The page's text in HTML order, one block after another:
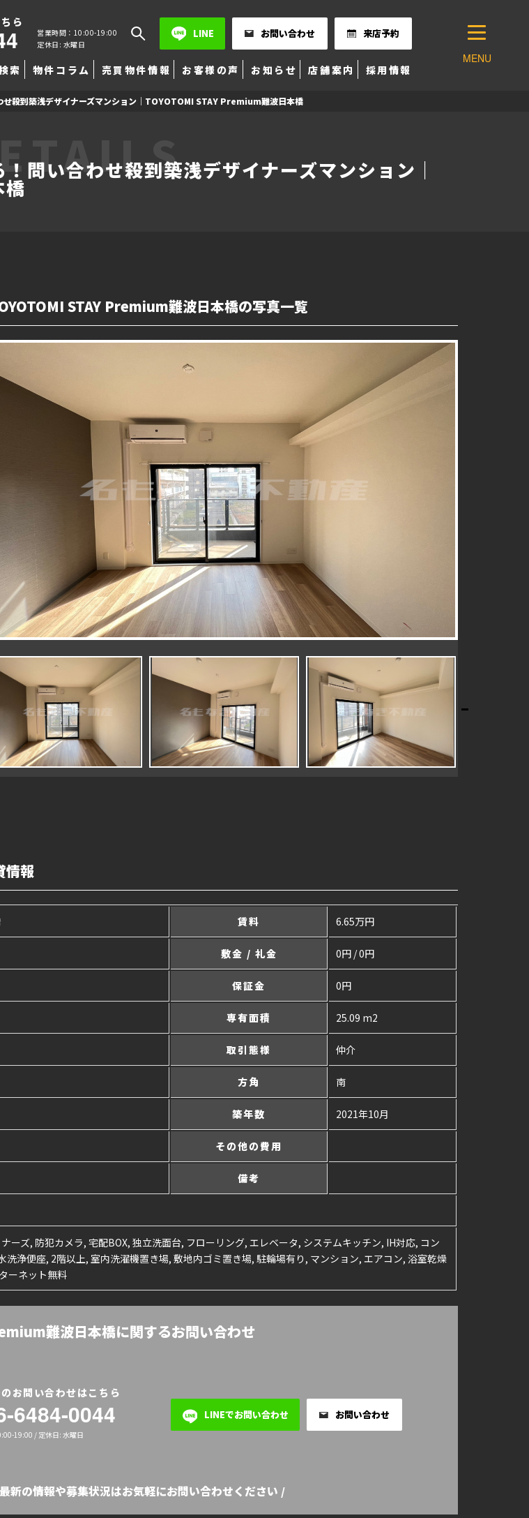
ら
営業時間：10:00-19:00
定休日: 水曜日
LINE お問い合わせ 来店予約
索 物件コラム 売買物件情報 お客様の声 お知らせ 店舗案内 採用情報
MENU
せ殺到築浅デザイナーズマンション｜TOYOTOMI STAY Premium難波日本橋
問い合わせ殺到築浅デザイナーズマンション｜
STAY Premium難波日本橋の写真一覧
情報
賃料 6.65万円
敷金 / 礼金 0円 / 0円
保証金 0円
専有面積 25.09 m2
取引態様 仲介
方角 南
築年数 2021年10月
その他の費用
備考
ーズ, 防犯カメラ, 宅配BOX, 独立洗面台, フローリング, エレベータ, システムキッチン, IH対応, コン
洗浄便座, 2階以上, 室内洗濯機置き場, 敷地内ゴミ置き場, 駐輪場有り, マンション, エアコン, 浴室乾燥
ーネット無料
難波日本橋に関するお問い合わせ
お問い合わせはこちら
6484-0044
19:00 / 定休日: 水曜日
LINEでお問い合わせ お問い合わせ
新の情報や募集状況はお気軽にお問い合わせください /